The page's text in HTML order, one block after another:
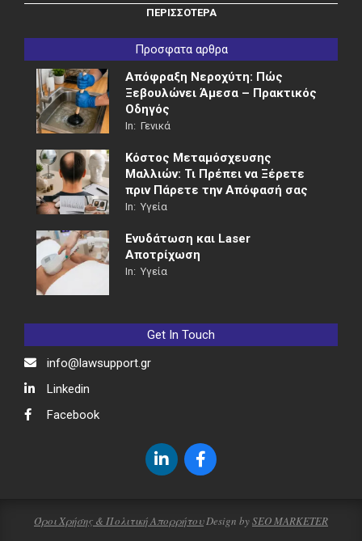
ΠΕΡΙΣΣΟΤΕΡΑ
Προσφατα αρθρα
Απόφραξη Νεροχύτη: Πώς
Ξεβουλώνει Άμεσα – Πρακτικός
Οδηγός
In: Γενικά
Κόστος Μεταμόσχευσης
Μαλλιών: Τι Πρέπει να Ξέρετε
πριν Πάρετε την Απόφασή σας
In: Υγεία
Ενυδάτωση και Laser
Αποτρίχωση
In: Υγεία
Get In Touch
info@lawsupport.gr
Linkedin
Facebook
Όροι Χρήσης & Πολιτική ΑπορρήτουDesign bySEO MARKETER